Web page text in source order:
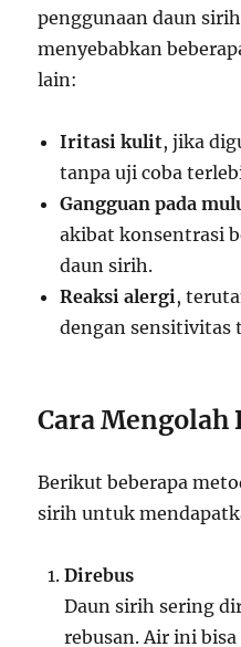
penggunaan daun
menyebabkan
lain:
Iritasi kulit, jika
tanpa uji coba
Gangguan pada
akibat konsentrasi
daun sirih.
Reaksi alergi,
dengan sensitivitas
Cara Mengolah
Berikut beberapa
sirih untuk
Direbus
Daun sirih sering
rebusan. Air ini